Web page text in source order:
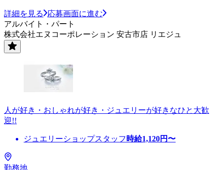
詳細を見る
応募画面に進む
アルバイト・パート
株式会社エヌコーポレーション 安古市店 リエジュ
人が好き・おしゃれが好き・ジュエリーが好きなひと大歓
迎!!
ジュエリーショップスタッフ 時給1,120円〜
勤務地